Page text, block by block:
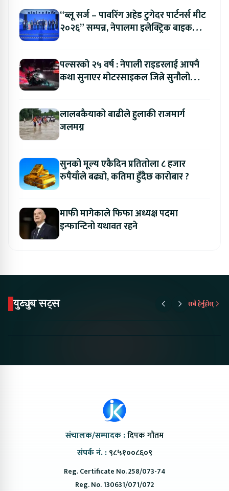
“ब्लू सर्ज – पावरिंग अहेड टुगेदर पार्टनर्स मीट
२०२६” सम्पन्न, नेपालमा इलेक्ट्रिक बाइक
पल्सरको २५ वर्ष : नेपाली राइडरलाई आफ्नै
कथा सुनाएर मोटरसाइकल जित्ने सुनौलो
लालबकैयाको बाढीले हुलाकी राजमार्ग
जलमग्न
सुनको मूल्य एकैदिन प्रतितोला ८ हजार
रुपैयाँले बढ्यो, कतिमा हुँदैछ कारोबार ?
माफी मागेकाले फिफा अध्यक्ष पदमा
इन्फान्टिनो यथावत रहने
युट्युब सट्स सबै हेर्नुहोस्
संचालक/सम्पादक :दिपक गौतम
संपर्क नं. : ९८५१००८६०९
Reg. Certificate No. 258/073-74
Reg. No. 130631/071/072